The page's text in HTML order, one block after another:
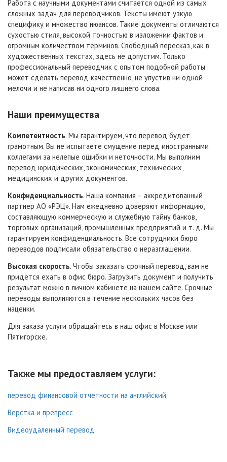
Работа с научными документами считается одной из самых
сложных задач для переводчиков. Тексты имеют узкую
специфику и множество нюансов. Такие документы отличаются
сухостью стиля, высокой точностью в изложении фактов и
огромным количеством терминов. Свободный пересказ, как в
художественных текстах, здесь не допустим. Только
профессиональный переводчик с опытом подобной работы
может сделать перевод качественно, не упустив ни одной
мелочи и не написав ни одного лишнего слова.
Наши преимущества
Компетентность. Мы гарантируем, что перевод будет
грамотным. Вы не испытаете смущение перед иностранными
коллегами за нелепые ошибки и неточности. Мы выполним
перевод юридических, экономических, технических,
медицинских и других документов.
Конфиденциальность. Наша компания – аккредитованный
партнер АО «РЭЦ». Нам ежедневно доверяют информацию,
составляющую коммерческую и служебную тайну банков,
торговых организаций, промышленных предприятий и т. д. Мы
гарантируем конфиденциальность. Все сотрудники бюро
переводов подписали обязательство о неразглашении.
Высокая скорость. Чтобы заказать срочный перевод, вам не
придется ехать в офис бюро. Загрузить документ и получить
результат можно в личном кабинете на нашем сайте. Срочные
переводы выполняются в течение нескольких часов без
наценки.
Для заказа услуги обращайтесь в наш офис в Москве или
Пятигорске.
Также мы предоставляем услуги:
перевод финансовой отчетности на английский
Верстка и препресс
Видеоудаленный перевод